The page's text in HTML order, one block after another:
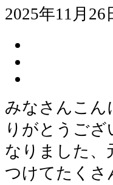
2025年11月26
みなさんこん
りがとうご
なりました、
つけてたくさ